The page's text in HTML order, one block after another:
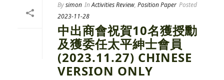
Bysimon InActivities Review, Position Paper Posted
2023-11-28
中出商會祝賀10名獲授勳
及獲委任太平紳士會員
(2023.11.27) CHINESE
VERSION ONLY